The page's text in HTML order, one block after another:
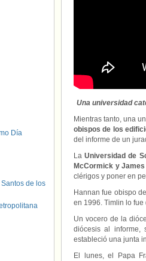
Una universidad
Mientras tanto, una
obispos de los
del informe de un
LaUniversidad de
McCormick y
clérigos y poner en
Hannan fue obispo
en 1996. Timlin lo
Un vocero de la
diócesis al informe,
estableció una junta
El lunes, el Papa
Día
de los